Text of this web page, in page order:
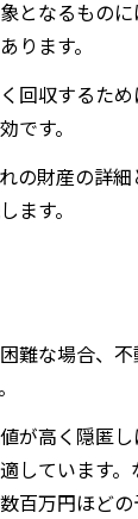
となるもの
ります。
回収するた
です。
の財産の詳
ます。
難な場合、
が高く隠匿
しています
百万円ほどの